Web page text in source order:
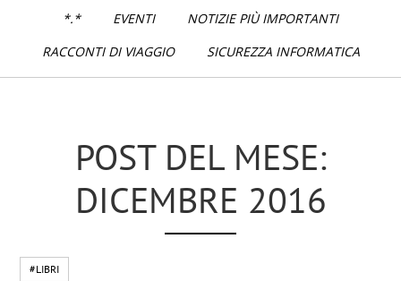
*.* EVENTI
NOTIZIE PIÙ IMPORTANTI
RACCONTI DI VIAGGIO
SICUREZZA INFORMATICA
POST DEL MESE:
DICEMBRE 2016
#LIBRI